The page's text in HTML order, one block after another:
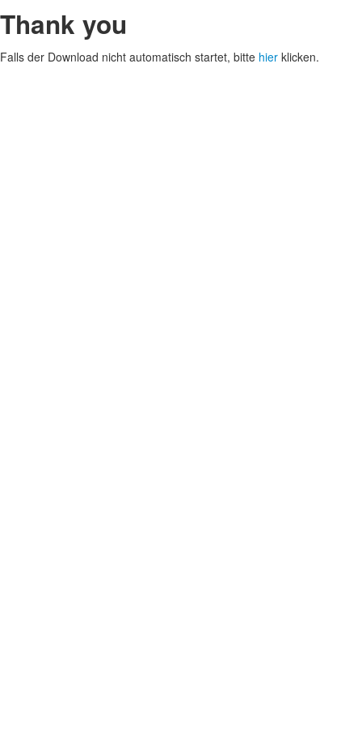
Thank you
Falls der Download nicht automatisch startet, bitte hier klicken.